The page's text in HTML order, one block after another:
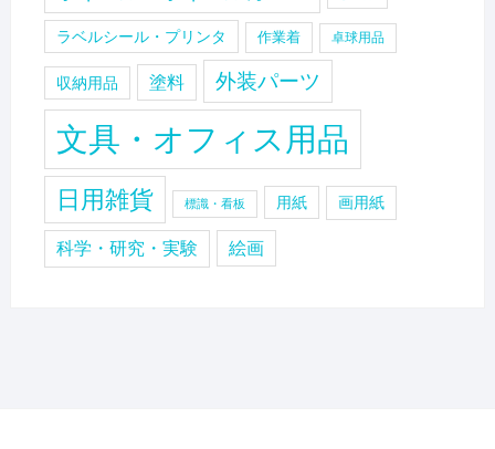
ラベルシール・プリンタ 作業着 卓球用品
収納用品 塗料 外装パーツ
文具・オフィス用品
日用雑貨 標識・看板 用紙 画用紙
科学・研究・実験 絵画